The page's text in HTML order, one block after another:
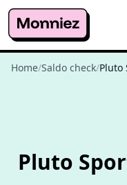
Home/Saldo check/Pluto
Pluto